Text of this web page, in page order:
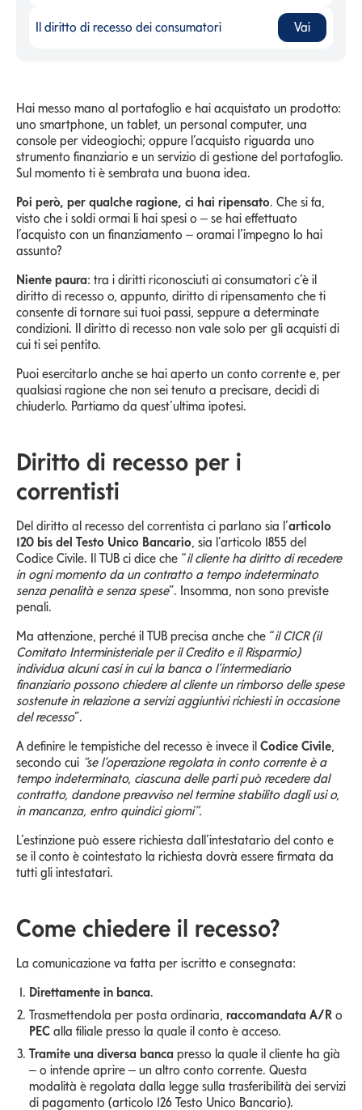
Il diritto di recesso dei consumatori-
Il diritto di recesso dei consumatori Vai
Hai messo mano al portafoglio e hai acquistato un prodotto:
uno smartphone, un tablet, un personal computer, una
console per videogiochi; oppure l’acquisto riguarda uno
strumento finanziario e un servizio di gestione del portafoglio.
Sul momento ti è sembrata una buona idea.
Poi però, per qualche ragione, ci hai ripensato. Che si fa,
visto che i soldi ormai li hai spesi o – se hai effettuato
l’acquisto con un finanziamento – oramai l’impegno lo hai
assunto?
Niente paura: tra i diritti riconosciuti ai consumatori c’è il
diritto di recesso o, appunto, diritto di ripensamento che ti
consente di tornare sui tuoi passi, seppure a determinate
condizioni. Il diritto di recesso non vale solo per gli acquisti di
cui ti sei pentito.
Puoi esercitarlo anche se hai aperto un conto corrente e, per
qualsiasi ragione che non sei tenuto a precisare, decidi di
chiuderlo. Partiamo da quest’ultima ipotesi.
Diritto di recesso per i
correntisti
Del diritto al recesso del correntista ci parlano sia l’articolo
120 bis del Testo Unico Bancario , sia l’articolo 1855 del
Codice Civile. Il TUB ci dice che “il cliente ha diritto di recedere
in ogni momento da un contratto a tempo indeterminato
senza penalità e senza spese”. Insomma, non sono previste
penali.
Ma attenzione, perché il TUB precisa anche che “il CICR (il
Comitato Interministeriale per il Credito e il Risparmio)
individua alcuni casi in cui la banca o l’intermediario
finanziario possono chiedere al cliente un rimborso delle spese
sostenute in relazione a servizi aggiuntivi richiesti in occasione
del recesso”.
A definire le tempistiche del recesso è invece il Codice Civile
secondo cui “se l’operazione regolata in conto corrente è a
tempo indeterminato, ciascuna delle parti può recedere dal
contratto, dandone preavviso nel termine stabilito dagli usi o,
in mancanza, entro quindici giorni”.
L’estinzione può essere richiesta dall’intestatario del conto e
se il conto è cointestato la richiesta dovrà essere firmata da
tutti gli intestatari.
Come chiedere il recesso?
La comunicazione va fatta per iscritto e consegnata:
Direttamente in banca.
Trasmettendola per posta ordinaria, raccomandata A/R o
PEC alla filiale presso la quale il conto è acceso.
Tramite una diversa banca presso la quale il cliente ha già
– o intende aprire – un altro conto corrente. Questa
modalità è regolata dalla legge sulla trasferibilità dei servizi
di pagamento (articolo 126 Testo Unico Bancario).